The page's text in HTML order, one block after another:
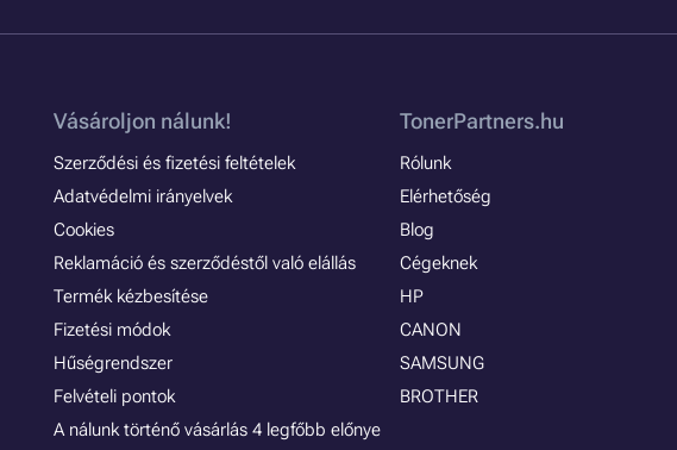
Vásároljon nálunk!
Szerződési és fizetési feltételek
Adatvédelmi irányelvek
Cookies
Reklamáció és szerződéstől való elállás
Termék kézbesítése
Fizetési módok
Hűségrendszer
Felvételi pontok
A nálunk történő vásárlás 4 legfőbb előnye
TonerPartners.hu
Rólunk
Elérhetőség
Blog
Cégeknek
HP
CANON
SAMSUNG
BROTHER